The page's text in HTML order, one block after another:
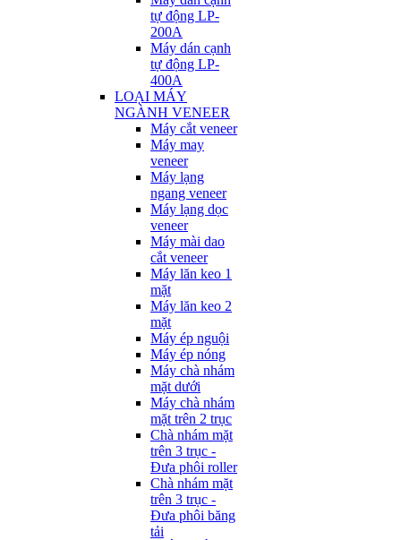
tự động LP-
200A
Máy dán cạnh
tự động LP-
400A
LOẠI MÁY
NGÀNH VENEER
Máy cắt veneer
Máy may
veneer
Máy lạng
ngang veneer
Máy lạng dọc
veneer
Máy mài dao
cắt veneer
Máy lăn keo 1
mặt
Máy lăn keo 2
mặt
Máy ép nguội
Máy ép nóng
Máy chà nhám
mặt dưới
Máy chà nhám
mặt trên 2 trục
Chà nhám mặt
trên 3 trục -
Đưa phôi roller
Chà nhám mặt
trên 3 trục -
Đưa phôi băng
tải